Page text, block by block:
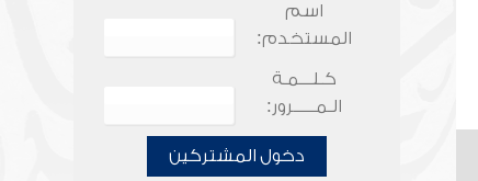
اسم
المستخدم:
كـلـــمـة
الـمـــــرور:
دخول المشتركين